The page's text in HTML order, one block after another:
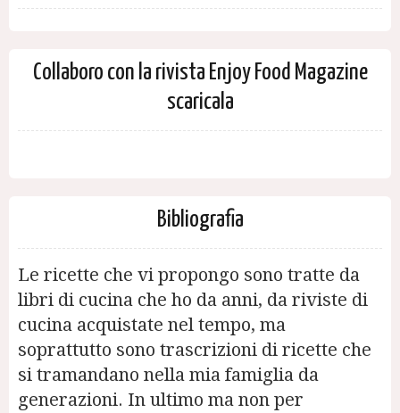
Collaboro con la rivista Enjoy Food Magazine
scaricala
Bibliografia
Le ricette che vi propongo sono tratte da
libri di cucina che ho da anni, da riviste di
cucina acquistate nel tempo, ma
soprattutto sono trascrizioni di ricette che
si tramandano nella mia famiglia da
generazioni. In ultimo ma non per